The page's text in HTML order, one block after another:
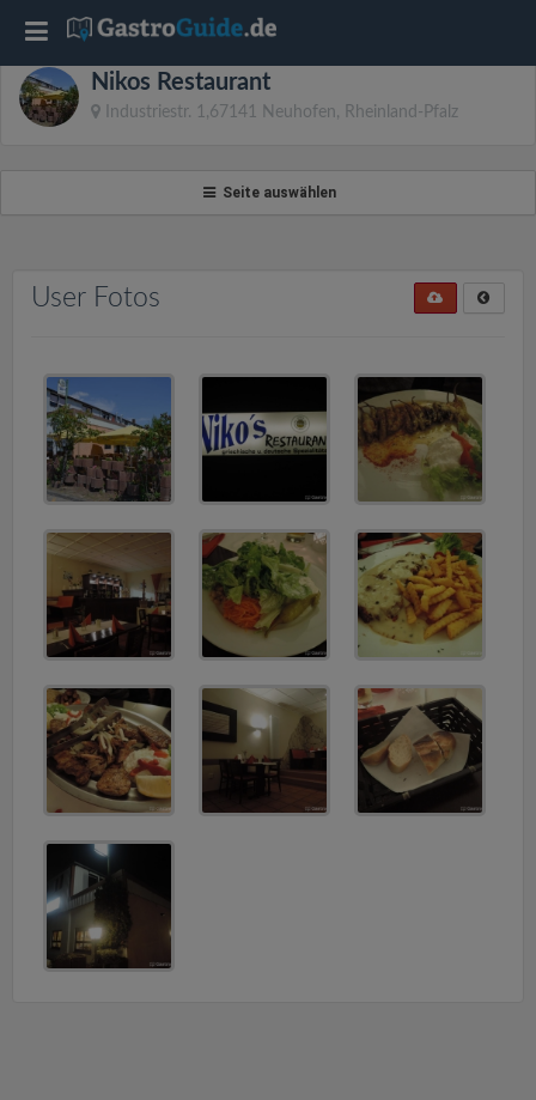
Nikos Restaurant
Industriestr. 1,67141 Neuhofen, Rheinland-Pfalz
Seite auswählen
User Fotos
T
o
l
n
a
v
i
a
o